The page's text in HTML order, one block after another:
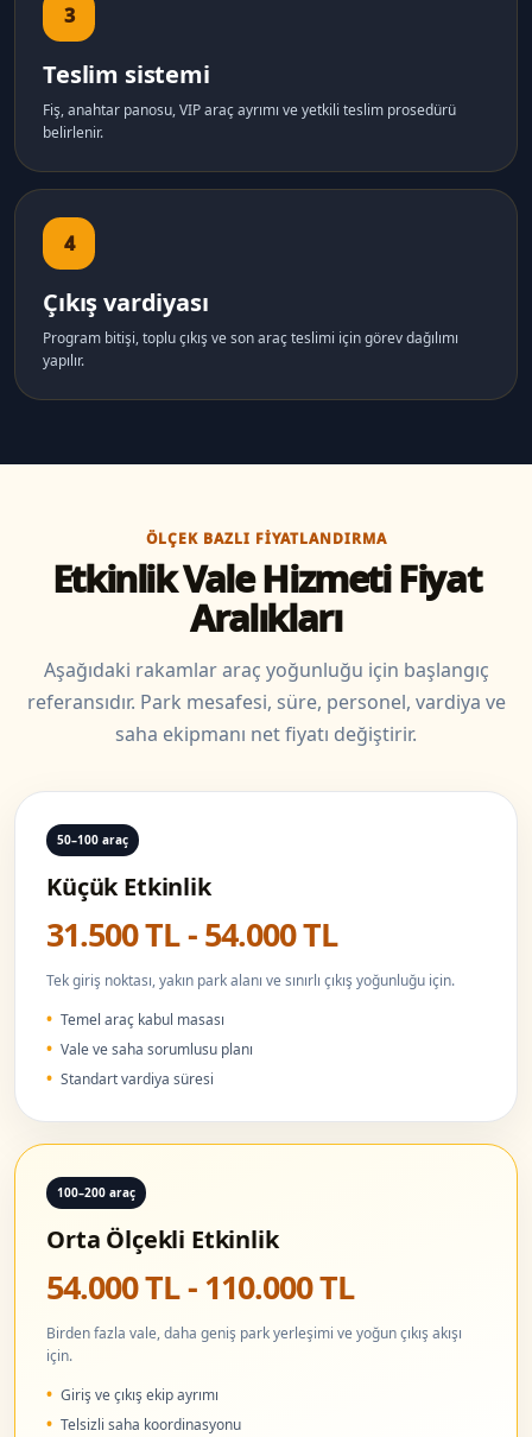
3
Teslim sistemi
Fiş, anahtar panosu, VIP araç ayrımı ve yetkili teslim prosedürü
belirlenir.
4
Çıkış vardiyası
Program bitişi, toplu çıkış ve son araç teslimi için görev dağılımı
yapılır.
ÖLÇEK BAZLI FIYATLANDIRMA
Etkinlik Vale Hizmeti Fiyat
Aralıkları
Aşağıdaki rakamlar araç yoğunluğu için başlangıç
referansıdır. Park mesafesi, süre, personel, vardiya ve
saha ekipmanı net fiyatı değiştirir.
50–100 araç
Küçük Etkinlik
31.500 TL - 54.000 TL
Tek giriş noktası, yakın park alanı ve sınırlı çıkış yoğunluğu için.
Temel araç kabul masası
Vale ve saha sorumlusu planı
Standart vardiya süresi
100–200 araç
Orta Ölçekli Etkinlik
54.000 TL - 110.000 TL
Birden fazla vale, daha geniş park yerleşimi ve yoğun çıkış akışı
için.
Giriş ve çıkış ekip ayrımı
Telsizli saha koordinasyonu